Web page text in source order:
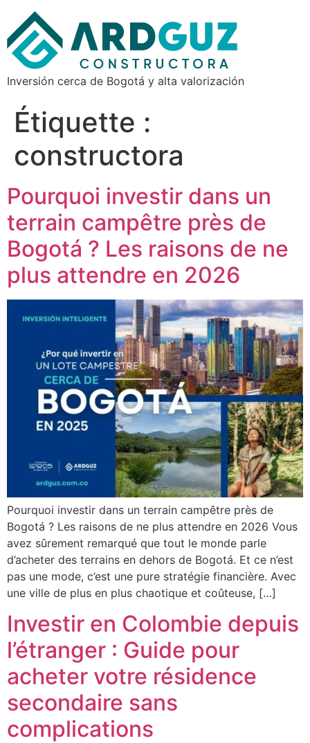
Inversión cerca de Bogotá y alta valorización
Étiquette :
constructora
Pourquoi investir dans un
terrain campêtre près de
Bogotá ? Les raisons de ne
plus attendre en 2026
Pourquoi investir dans un terrain campêtre près de
Bogotá ? Les raisons de ne plus attendre en 2026 Vous
avez sûrement remarqué que tout le monde parle
d’acheter des terrains en dehors de Bogotá. Et ce n’est
pas une mode, c’est une pure stratégie financière. Avec
une ville de plus en plus chaotique et coûteuse, […]
Investir en Colombie depuis
l’étranger : Guide pour
acheter votre résidence
secondaire sans
complications